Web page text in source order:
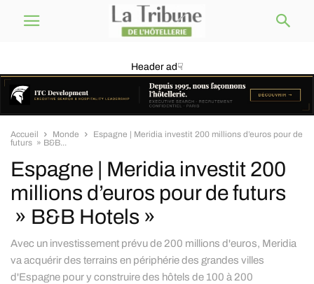
Header ad☟
Accueil Monde
Espagne | Meridia investit 200 millions d’euros pour de
futurs » B&B...
Espagne | Meridia investit 200
millions d’euros pour de futurs
» B&B Hotels »
Avec un investissement prévu de 200 millions d'euros, Meridia
va acquérir des terrains en périphérie des grandes villes
d'Espagne pour y construire des hôtels de 100 à 200